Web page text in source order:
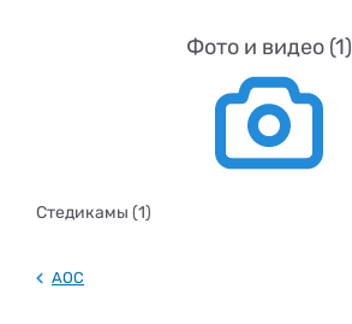
Фото и видео (1)
Стедикамы (1)
AOC